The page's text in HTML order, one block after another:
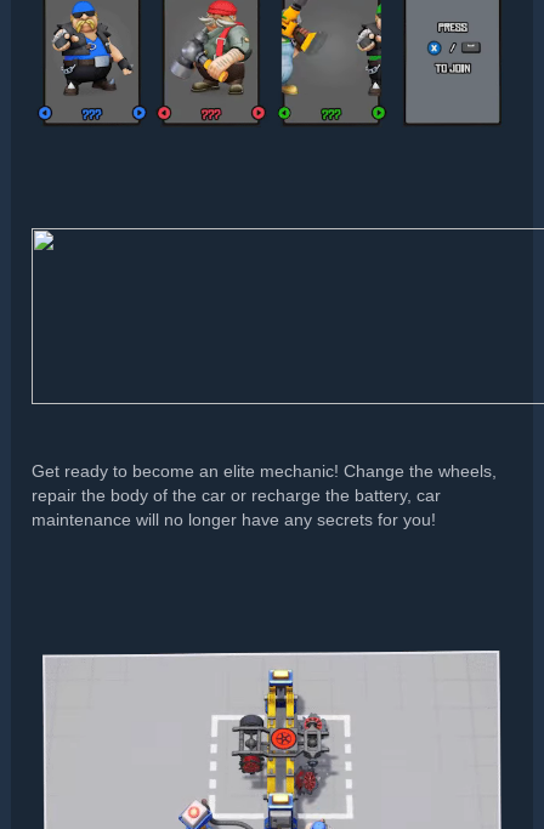
Get ready to become an elite mechanic! Change the wheels,
repair the body of the car or recharge the battery, car
maintenance will no longer have any secrets for you!